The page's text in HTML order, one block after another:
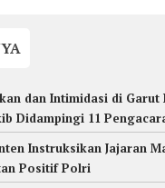
dan Intimidasi di Garut
Didampingi 11
Instruksikan Jajaran
Positif Polri